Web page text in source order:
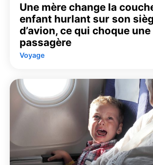
Une mère change la
enfant hurlant sur son
d’avion, ce qui choque
passagère
Voyage